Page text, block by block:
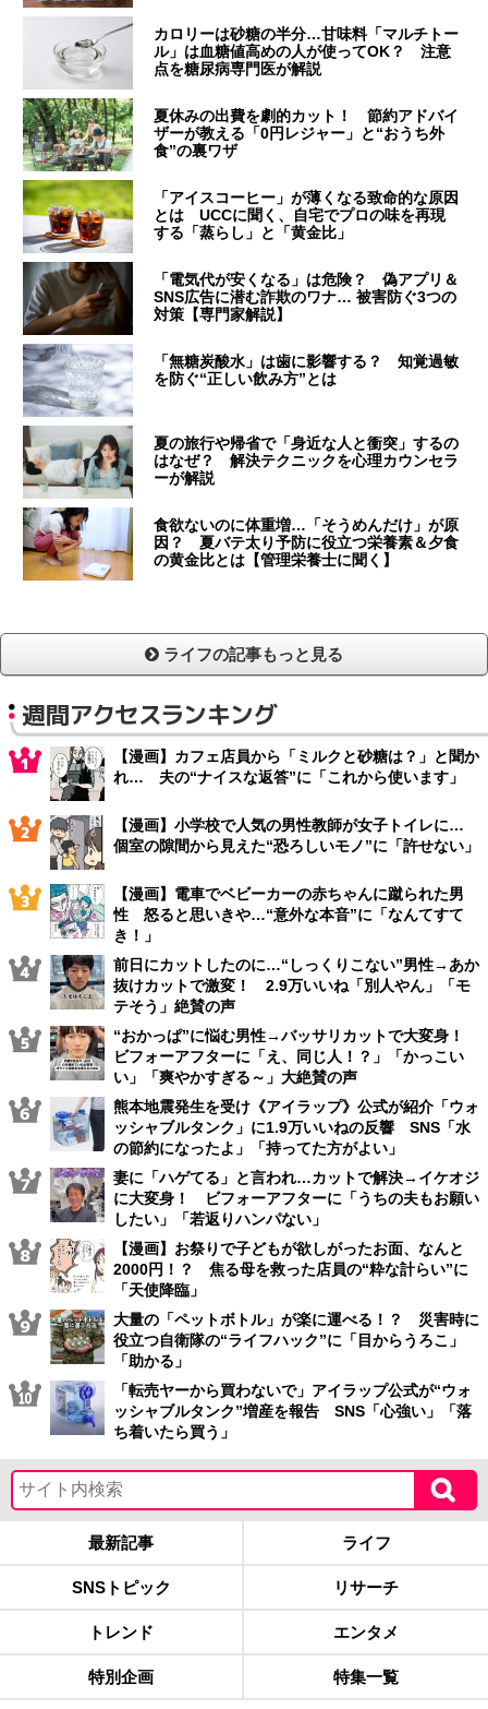
カロリーは砂糖の半分…甘味料「マルチトー
ル」は血糖値高めの人が使ってOK？ 注意
点を糖尿病専門医が解説
夏休みの出費を劇的カット！ 節約アドバイ
ザーが教える「0円レジャー」と“おうち外
食”の裏ワザ
「アイスコーヒー」が薄くなる致命的な原因
とは UCCに聞く、自宅でプロの味を再現
する「蒸らし」と「黄金比」
「電気代が安くなる」は危険？ 偽アプリ＆
SNS広告に潜む詐欺のワナ… 被害防ぐ3つの
対策【専門家解説】
「無糖炭酸水」は歯に影響する？ 知覚過敏
を防ぐ“正しい飲み方”とは
夏の旅行や帰省で「身近な人と衝突」するの
はなぜ？ 解決テクニックを心理カウンセラ
ーが解説
食欲ないのに体重増…「そうめんだけ」が原
因？ 夏バテ太り予防に役立つ栄養素＆夕食
の黄金比とは【管理栄養士に聞く】
ライフの記事もっと見る
週間アクセスランキング
【漫画】カフェ店員から「ミルクと砂糖は？」と聞か
れ… 夫の“ナイスな返答”に「これから使います」
【漫画】小学校で人気の男性教師が女子トイレに…
個室の隙間から見えた“恐ろしいモノ”に「許せない」
【漫画】電車でベビーカーの赤ちゃんに蹴られた男
性 怒ると思いきや…“意外な本音”に「なんてすて
き！」
前日にカットしたのに…“しっくりこない”男性→あか
抜けカットで激変！ 2.9万いいね「別人やん」「モ
テそう」絶賛の声
“おかっぱ”に悩む男性→バッサリカットで大変身！
ビフォーアフターに「え、同じ人！？」「かっこい
い」「爽やかすぎる～」大絶賛の声
熊本地震発生を受け《アイラップ》公式が紹介「ウォ
ッシャブルタンク」に1.9万いいねの反響 SNS「水
の節約になったよ」「持ってた方がよい」
妻に「ハゲてる」と言われ…カットで解決→イケオジ
に大変身！ ビフォーアフターに「うちの夫もお願い
したい」「若返りハンパない」
【漫画】お祭りで子どもが欲しがったお面、なんと
2000円！？ 焦る母を救った店員の“粋な計らい”に
「天使降臨」
大量の「ペットボトル」が楽に運べる！？ 災害時に
役立つ自衛隊の“ライフハック”に「目からうろこ」
「助かる」
「転売ヤーから買わないで」アイラップ公式が“ウォ
ッシャブルタンク”増産を報告 SNS「心強い」「落
ち着いたら買う」
最新記事 ライフ
SNSトピック リサーチ
トレンド エンタメ
特別企画 特集一覧